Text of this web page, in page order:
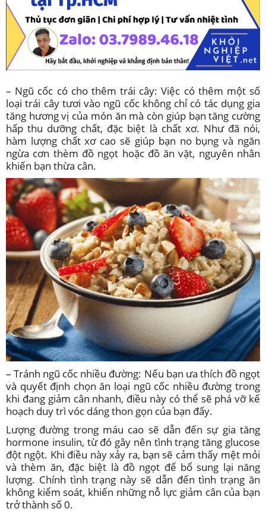
– Ngũ cốc có cho thêm trái cây: Việc có thêm một số
loại trái cây tươi vào ngũ cốc không chỉ có tác dụng gia
tăng hương vị của món ăn mà còn giúp bạn tăng cường
hấp thu dưỡng chất, đặc biệt là chất xơ. Như đã nói,
hàm lượng chất xơ cao sẽ giúp bạn no bụng và ngăn
ngừa cơn thèm đồ ngọt hoặc đồ ăn vặt, nguyên nhân
khiến bạn thừa cân.
– Tránh ngũ cốc nhiều đường: Nếu bạn ưa thích đồ ngọt
và quyết định chọn ăn loại ngũ cốc nhiều đường trong
khi đang giảm cân nhanh, điều này có thể sẽ phá vỡ kế
hoạch duy trì vóc dáng thon gọn của bạn đấy.
Lượng đường trong máu cao sẽ dẫn đến sự gia tăng
hormone insulin, từ đó gây nên tình trạng tăng glucose
đột ngột. Khi điều này xảy ra, bạn sẽ cảm thấy mệt mỏi
và thèm ăn, đặc biệt là đồ ngọt để bổ sung lại năng
lượng. Chính tình trạng này sẽ dẫn đến tình trạng ăn
không kiểm soát, khiến những nỗ lực giảm cân của bạn
trở thành số 0.